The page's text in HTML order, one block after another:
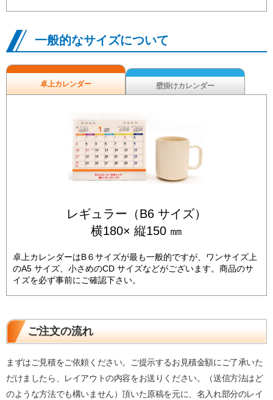
一般的なサイズについて
卓上カレンダー 壁掛けカレンダー
レギュラー（B6 サイズ）
横180× 縦150 ㎜
卓上カレンダーはB６サイズが最も一般的ですが、ワンサイズ上
のA5 サイズ、小さめのCD サイズなどがございます。商品のサ
イズを必ず事前にご確認下さい。
ご注文の流れ
まずはご見積をご依頼ください。ご提示するお見積金額にご了承いた
だけましたら、レイアウトの内容をお送りください。（送信方法はど
のような方法でも構いません）頂いた原稿を元に、名入れ部分のレイ